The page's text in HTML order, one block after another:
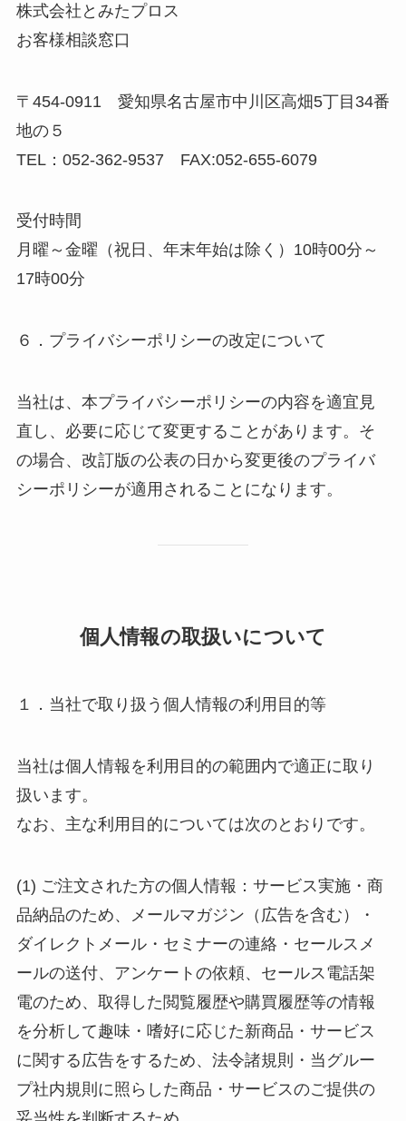
株式会社とみたプロス
お客様相談窓口
〒454-0911 愛知県名古屋市中川区高畑5丁目34番
地の５
TEL：052-362-9537 FAX:052-655-6079
受付時間
月曜～金曜（祝日、年末年始は除く）10時00分～
17時00分
６．プライバシーポリシーの改定について
当社は、本プライバシーポリシーの内容を適宜見
直し、必要に応じて変更することがあります。そ
の場合、改訂版の公表の日から変更後のプライバ
シーポリシーが適用されることになります。
個人情報の取扱いについて
１．当社で取り扱う個人情報の利用目的等
当社は個人情報を利用目的の範囲内で適正に取り
扱います。
なお、主な利用目的については次のとおりです。
(1) ご注文された方の個人情報：サービス実施・商
品納品のため、メールマガジン（広告を含む）・
ダイレクトメール・セミナーの連絡・セールスメ
ールの送付、アンケートの依頼、セールス電話架
電のため、取得した閲覧履歴や購買履歴等の情報
を分析して趣味・嗜好に応じた新商品・サービス
に関する広告をするため、法令諸規則・当グルー
プ社内規則に照らした商品・サービスのご提供の